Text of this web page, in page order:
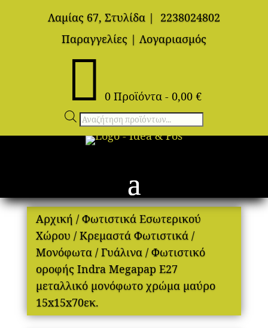
Λαμίας 67, Στυλίδα |
2238024802
Παραγγελίες | Λογαριασμός
 0 Προϊόντα - 0,00 €
Αναζήτηση
προϊόντων
Αρχική / Φωτιστικά Εσωτερικού
Χώρου / Κρεμαστά Φωτιστικά/
Μονόφωτα/ Γυάλινα/ Φωτιστικό
οροφής Indra Megapap E27
μεταλλικό μονόφωτο χρώμα μαύρο
15x15x70εκ.